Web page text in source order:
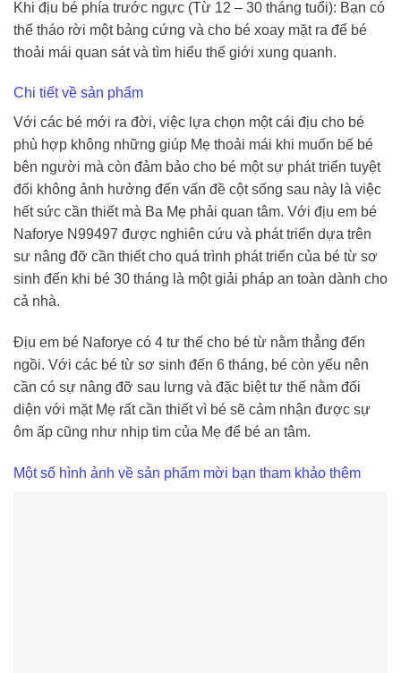
Khi địu bé phía trước ngực (Từ 12 – 30 tháng tuổi): Bạn có
thể tháo rời một bảng cứng và cho bé xoay mặt ra để bé
thoải mái quan sát và tìm hiểu thế giới xung quanh.
Chi tiết về sản phẩm
Với các bé mới ra đời, việc lựa chọn một cái địu cho bé
phù hợp không những giúp Mẹ thoải mái khi muốn bế bé
bên người mà còn đảm bảo cho bé một sự phát triển tuyệt
đối không ảnh hưởng đến vấn đề cột sống sau này là việc
hết sức cần thiết mà Ba Mẹ phải quan tâm. Với địu em bé
Naforye N99497 được nghiên cứu và phát triển dựa trên
sư nâng đỡ cần thiết cho quá trình phát triển của bé từ sơ
sinh đến khi bé 30 tháng là một giải pháp an toàn dành cho
cả nhà.
Địu em bé Naforye có 4 tư thế cho bé từ nằm thẳng đến
ngồi. Với các bé từ sơ sinh đến 6 tháng, bé còn yếu nên
cần có sự nâng đỡ sau lưng và đặc biệt tư thế nằm đối
diện với mặt Mẹ rất cần thiết vì bé sẽ cảm nhận được sự
ôm ấp cũng như nhịp tim của Mẹ để bé an tâm.
Một số hình ảnh về sản phẩm mời bạn tham khảo thêm